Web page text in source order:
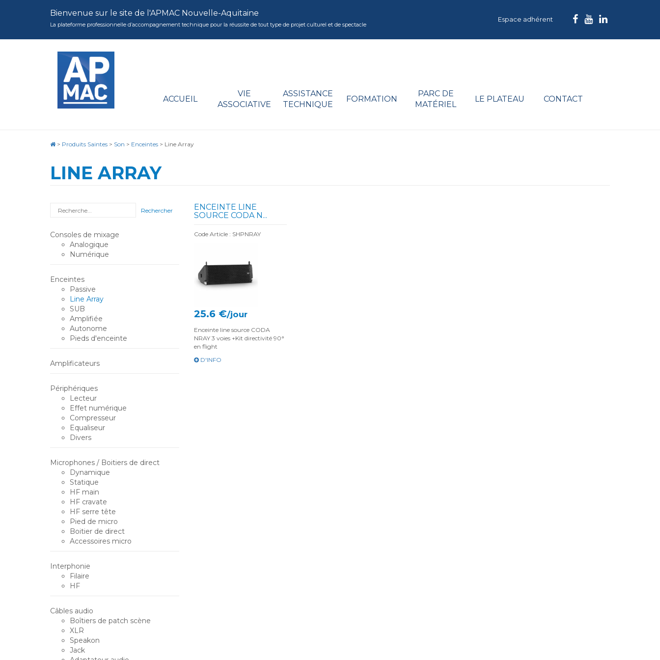
Bienvenue sur le site de l'APMAC Nouvelle-Aquitaine
La plateforme professionnelle d’accompagnement technique pour la réussite de tout type de projet culturel et de spectacle
Espace adhérent
ACCUEIL
VIE
ASSOCIATIVE
ASSISTANCE
TECHNIQUE
FORMATION
PARC DE
MATÉRIEL
LE PLATEAU CONTACT
> Produits Saintes > Son > Enceintes > Line Array
LINE ARRAY
Rechercher
Consoles de mixage
Analogique
Numérique
Enceintes
Passive
Line Array
SUB
Amplifiée
Autonome
Pieds d'enceinte
Amplificateurs
Périphériques
Lecteur
Effet numérique
Compresseur
Equaliseur
Divers
Microphones / Boitiers de direct
Dynamique
Statique
HF main
HF cravate
HF serre tête
Pied de micro
Boitier de direct
Accessoires micro
Interphonie
Filaire
HF
Câbles audio
Boîtiers de patch scène
XLR
Speakon
Jack
ENCEINTE LINE
SOURCE CODA N...
Code Article : SHPNRAY
25.6 €/jour
Enceinte line source CODA
NRAY 3 voies +Kit directivité 90°
en flight
D'INFO